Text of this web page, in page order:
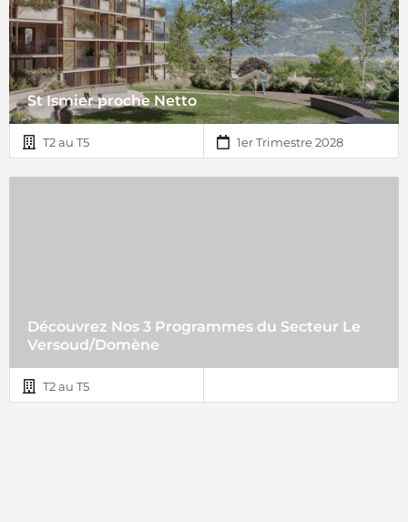
St Ismier proche Netto
T2 au T5 1er Trimestre 2028
Découvrez Nos 3 Programmes du Secteur Le
Versoud/Domène
T2 au T5